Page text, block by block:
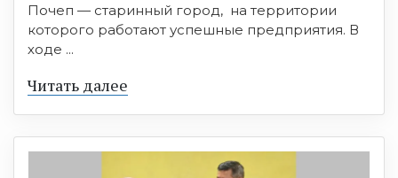
Почеп — старинный город, на территории
которого работают успешные предприятия. В
ходе ...
Читать далее